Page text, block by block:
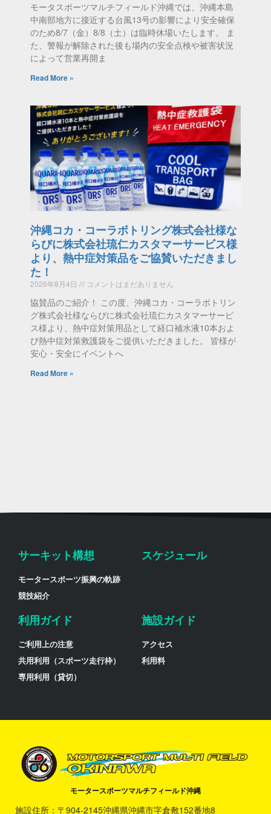
モータスポーツマルチフィールド沖縄では、沖縄本島
中南部地方に接近する台風13号の影響により安全確保
のため8/7（金）8/8（土）は臨時休場いたします。 ま
た、警報が解除された後も場内の安全点検や被害状況
によって営業再開ま
Read More »
沖縄コカ・コーラボトリング株式会社様な
らびに株式会社琉仁カスタマーサービス様
より、熱中症対策品をご協賛いただきまし
た！
2026年8月4日 コメントはまだありません
協賛品のご紹介！ この度、沖縄コカ・コーラボトリン
グ株式会社様ならびに株式会社琉仁カスタマーサービ
ス様より、熱中症対策用品として経口補水液10本およ
び熱中症対策救護袋をご提供いただきました。 皆様が
安心・安全にイベントへ
Read More »
サーキット構想
モータースポーツ振興の軌跡
競技紹介
スケジュール
利用ガイド
ご利用上の注意
共用利用（スポーツ走行枠）
専用利用（貸切）
施設ガイド
アクセス
利用料
モータースポーツマルチフィールド沖縄
施設住所：〒904-2145沖縄県沖縄市字倉敷152番地8